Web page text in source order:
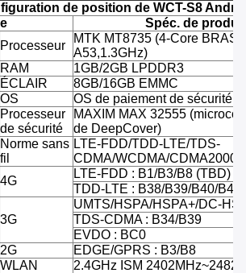
de position de WCT-S8
Spéc. de produit
Processeur
MTK MT8735 (4-Core BRAS
A53,1.3GHz)
RAM
1GB/2GB LPDDR3
ÉCLAIR
8GB/16GB EMMC
OS
OS de paiement de sécurité
Processeur
de sécurité
MAXIM MAX 32555
de DeepCover)
Norme sans
fil
LTE-FDD/TDD-LTE/TDS-
CDMA/WCDMA/CDMA2000/
4G
LTE-FDD : B1/B3/B8 (TBD)
TDD-LTE : B38/B39/B40/B41
3G
UMTS/HSPA/HSPA+/DC-
TDS-CDMA : B34/B39
EVDO : BC0
2G
EDGE/GPRS : B3/B8
WLAN
2.4GHz ISM